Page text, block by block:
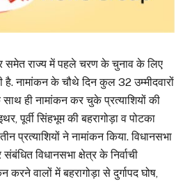
समेत राज्य में पहले चरण के चुनाव के लिए
है. नामांकन के चौथे दिन कुल 32 उम्मीदवारों
साथ ही नामांकन कर चुके प्रत्याशियों की
पूर्वी सिंहभूम की बहरागोड़ा व पोटका
प्रत्याशियों ने नामांकन किया. विधानसभा
विधानसभा क्षेत्र के निर्वाची
करने वालों में बहरागोड़ा से दुर्गापद घोष,